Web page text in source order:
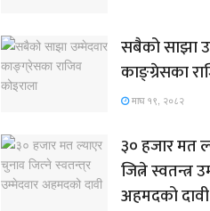
सबैको साझा
काङ्ग्रेसका
माघ १९, २०८२
३० हजार मत
जित्ने स्वतन्त्र
अहमदको दावी